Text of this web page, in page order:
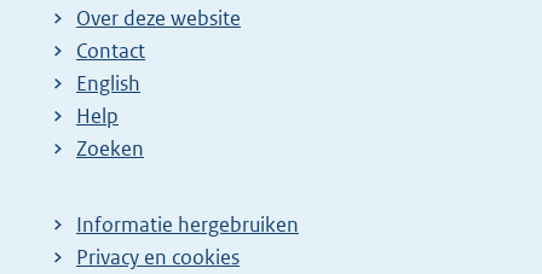
Over deze website
Contact
English
Help
Zoeken
Informatie hergebruiken
Privacy en cookies